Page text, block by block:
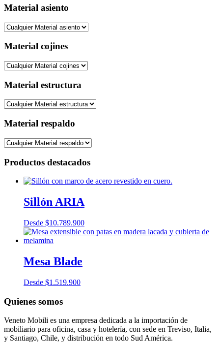
Material asiento
Material cojines
Material estructura
Material respaldo
Productos destacados
Sillón ARIA
Desde $10.789.900
Mesa Blade
Desde $1.519.900
Quienes somos
Veneto Mobili es una empresa dedicada a la importación de
mobiliario para oficina, casa y hotelería, con sede en Treviso, Italia,
y Santiago, Chile, y distribución en todo Sud América.